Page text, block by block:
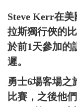
Steve Kerr在
拉斯獨行俠的
於前1天參加的
遲。
勇士6場客場之
比賽，之後他